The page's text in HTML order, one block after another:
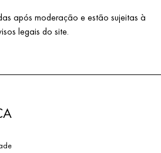
após moderação e estão sujeitas à
legais do site.